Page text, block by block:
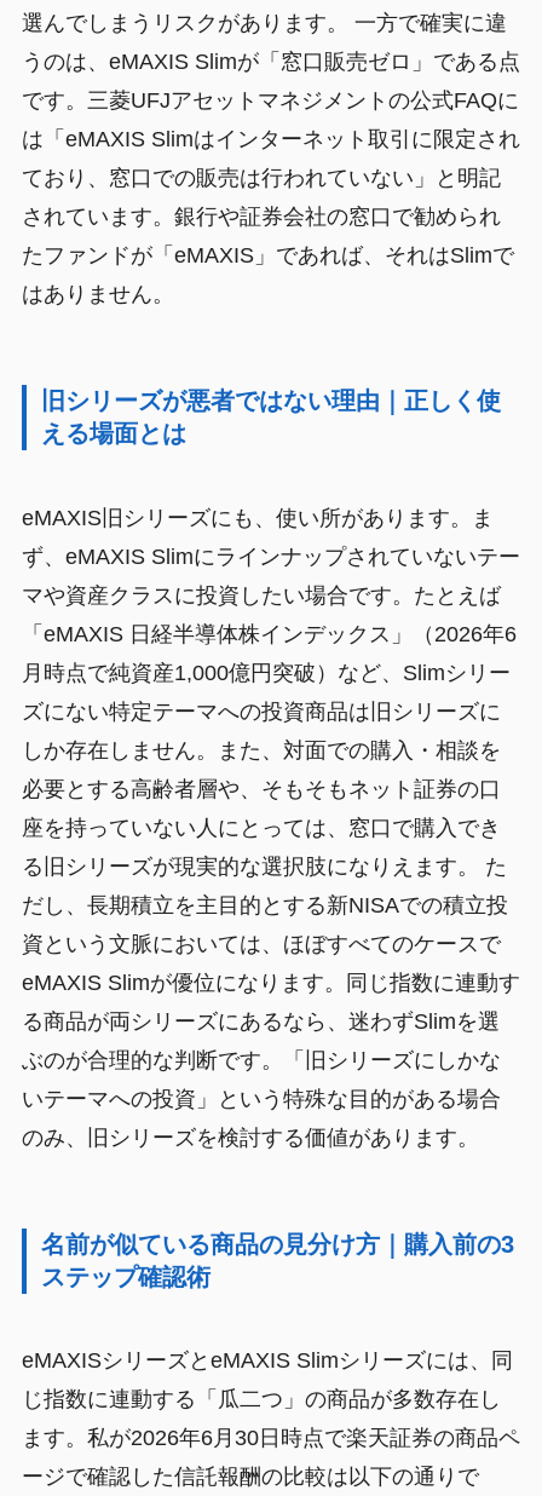
選んでしまうリスクがあります。 一方で確実に違
うのは、eMAXIS Slimが「窓口販売ゼロ」である点
です。三菱UFJアセットマネジメントの公式FAQに
は「eMAXIS Slimはインターネット取引に限定され
ており、窓口での販売は行われていない」と明記
されています。銀行や証券会社の窓口で勧められ
たファンドが「eMAXIS」であれば、それはSlimで
はありません。
旧シリーズが悪者ではない理由｜正しく使
える場面とは
eMAXIS旧シリーズにも、使い所があります。ま
ず、eMAXIS Slimにラインナップされていないテー
マや資産クラスに投資したい場合です。たとえば
「eMAXIS 日経半導体株インデックス」（2026年6
月時点で純資産1,000億円突破）など、Slimシリー
ズにない特定テーマへの投資商品は旧シリーズに
しか存在しません。また、対面での購入・相談を
必要とする高齢者層や、そもそもネット証券の口
座を持っていない人にとっては、窓口で購入でき
る旧シリーズが現実的な選択肢になりえます。 た
だし、長期積立を主目的とする新NISAでの積立投
資という文脈においては、ほぼすべてのケースで
eMAXIS Slimが優位になります。同じ指数に連動す
る商品が両シリーズにあるなら、迷わずSlimを選
ぶのが合理的な判断です。「旧シリーズにしかな
いテーマへの投資」という特殊な目的がある場合
のみ、旧シリーズを検討する価値があります。
名前が似ている商品の見分け方｜購入前の3
ステップ確認術
eMAXISシリーズとeMAXIS Slimシリーズには、同
じ指数に連動する「瓜二つ」の商品が多数存在し
ます。私が2026年6月30日時点で楽天証券の商品ペ
ージで確認した信託報酬の比較は以下の通りで